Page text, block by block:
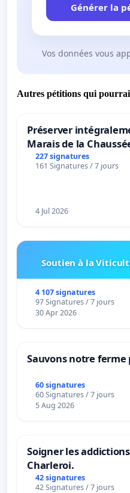
Générer la
Vos données vous
Autres pétitions qui
Préserver
Marais de la
227 signatures
161 Signatures / 7 jours
4 Jul 2026
Soutien à la
4 107 signatures
97 Signatures / 7 jours
30 Apr 2026
Sauvons notre ferme
60 signatures
60 Signatures / 7 jours
5 Aug 2026
Soigner les
Charleroi.
42 signatures
42 Signatures / 7 jours